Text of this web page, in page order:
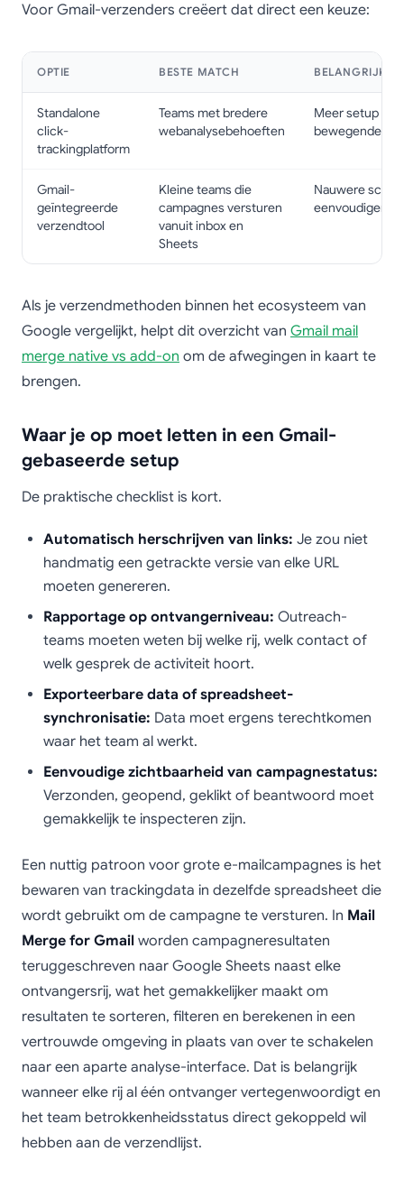
Voor Gmail-verzenders creëert dat direct een keuze:
OPTIE BESTE MATCH
Standalone
click-
trackingplatform
Teams met bredere
webanalysebehoeften
Meer setup en
bewegende
Gmail-
geïntegreerde
verzendtool
Kleine teams die
campagnes versturen
vanuit inbox en
Sheets
Nauwere
eenvoudigere
Als je verzendmethoden binnen het ecosysteem van
Google vergelijkt, helpt dit overzicht van Gmail mail
merge native vs add-on om de afwegingen in kaart te
brengen.
Waar je op moet letten in een Gmail-
gebaseerde setup
De praktische checklist is kort.
Automatisch herschrijven van links: Je zou niet
handmatig een getrackte versie van elke URL
moeten genereren.
Rapportage op ontvangerniveau: Outreach-
teams moeten weten bij welke rij, welk contact of
welk gesprek de activiteit hoort.
Exporteerbare data of spreadsheet-
synchronisatie: Data moet ergens terechtkomen
waar het team al werkt.
Eenvoudige zichtbaarheid van campagnestatus:
Verzonden, geopend, geklikt of beantwoord moet
gemakkelijk te inspecteren zijn.
Een nuttig patroon voor grote e-mailcampagnes is het
bewaren van trackingdata in dezelfde spreadsheet die
wordt gebruikt om de campagne te versturen. In Mail
Merge for Gmail worden campagneresultaten
teruggeschreven naar Google Sheets naast elke
ontvangersrij, wat het gemakkelijker maakt om
resultaten te sorteren, filteren en berekenen in een
vertrouwde omgeving in plaats van over te schakelen
naar een aparte analyse-interface. Dat is belangrijk
wanneer elke rij al één ontvanger vertegenwoordigt en
het team betrokkenheidsstatus direct gekoppeld wil
hebben aan de verzendlijst.